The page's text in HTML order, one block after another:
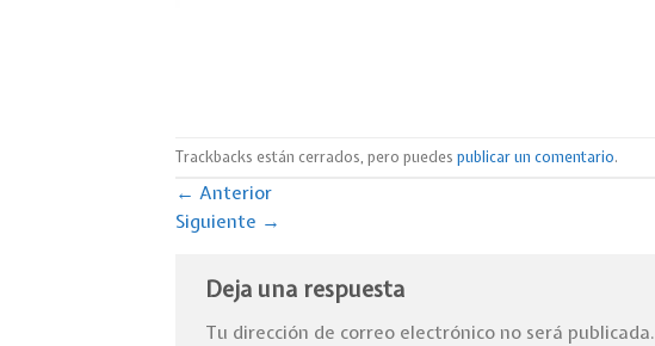
Trackbacks están cerrados, pero puedes publicar un comentario.
← Anterior
Siguiente →
Deja una respuesta
Tu dirección de correo electrónico no será publicada.